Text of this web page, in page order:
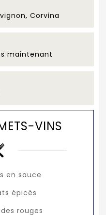
Corvina
maintenant
VINS
en sauce
épicés
rouges